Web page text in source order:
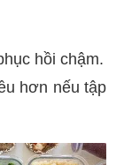
hồi chậm.
hơn nếu tập